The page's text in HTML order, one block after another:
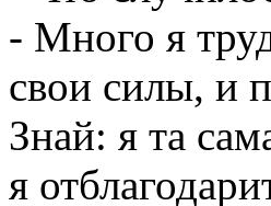
- Много я
свои силы, и
Знай: я та
я